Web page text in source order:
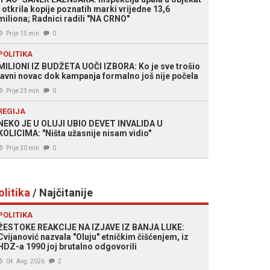
otkrila kopije poznatih marki vrijedne 13,6
Radnici radili "NA CRNO"
Prije 15 min 0
IZ BUDŽETA UOČI IZBORA: Ko je sve trošio
novac dok kampanja formalno još nije počela
Prije 23 min 0
JE U OLUJI UBIO DEVET INVALIDA U
"Ništa užasnije nisam vidio"
Prije 30 min 0
/ Najčitanije
REAKCIJE NA IZJAVE IZ BANJA LUKE:
nazvala "Oluju" etničkim čišćenjem, iz
a 1990 joj brutalno odgovorili
04. Avg. 2026 2